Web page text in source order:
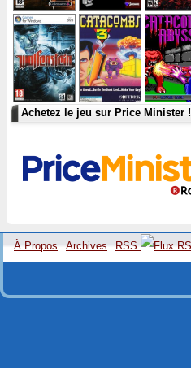
Achetez le jeu sur Price Minister !
À Propos Archives RSS